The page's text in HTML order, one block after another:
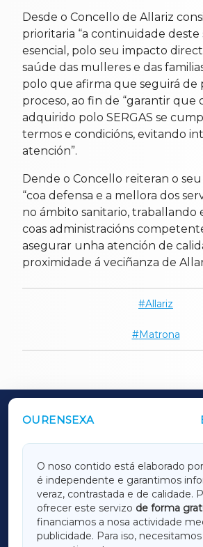
Desde o Concello de Allariz
prioritaria “a continuidade deste
esencial, polo seu impacto
saúde das mulleres e das
polo que afirma que seguirá de
proceso, ao fin de “garantir que
adquirido polo SERGAS se
termos e condicións, evitando
atención”.
Dende o Concello reiteran o
“coa defensa e a mellora dos
no ámbito sanitario, traballando
coas administracións
asegurar unha atención de
proximidade á veciñanza de
Allariz
Matrona
OURENSEXA
O noso contido está elaborado
é independente e garantimos
veraz, contrastada e de calidade.
ofrecer este servizo de forma
financiamos a nosa actividade
publicidade. Para iso,
OUTROS PERIÓDICOS
LUGOXA
TERRACHAXA